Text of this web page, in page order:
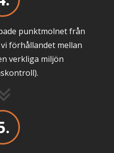
punktmolnet från
förhållandet mellan
verkliga miljön